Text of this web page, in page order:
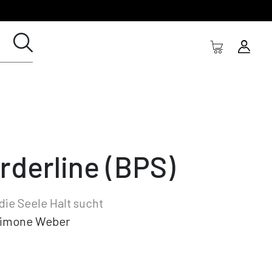
(BPS)
Seele Halt sucht
Weber